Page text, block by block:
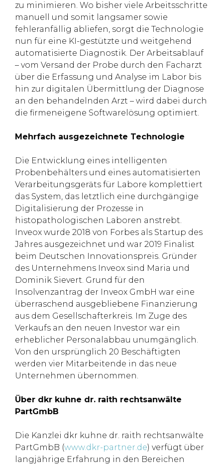
zu minimieren. Wo bisher viele Arbeitsschritte
manuell und somit langsamer sowie
fehleranfällig abliefen, sorgt die Technologie
nun für eine KI-gestützte und weitgehend
automatisierte Diagnostik. Der Arbeitsablauf
– vom Versand der Probe durch den Facharzt
über die Erfassung und Analyse im Labor bis
hin zur digitalen Übermittlung der Diagnose
an den behandelnden Arzt – wird dabei durch
die firmeneigene Softwarelösung optimiert.
Mehrfach ausgezeichnete Technologie
Die Entwicklung eines intelligenten
Probenbehälters und eines automatisierten
Verarbeitungsgeräts für Labore komplettiert
das System, das letztlich eine durchgängige
Digitalisierung der Prozesse in
histopathologischen Laboren anstrebt.
Inveox wurde 2018 von Forbes als Startup des
Jahres ausgezeichnet und war 2019 Finalist
beim Deutschen Innovationspreis. Gründer
des Unternehmens Inveox sind Maria und
Dominik Sievert. Grund für den
Insolvenzantrag der Inveox GmbH war eine
überraschend ausgebliebene Finanzierung
aus dem Gesellschafterkreis. Im Zuge des
Verkaufs an den neuen Investor war ein
erheblicher Personalabbau unumgänglich.
Von den ursprünglich 20 Beschäftigten
werden vier Mitarbeitende in das neue
Unternehmen übernommen.
Über dkr kuhne dr. raith rechtsanwälte
PartGmbB
Die Kanzlei dkr kuhne dr. raith rechtsanwälte
PartGmbB (www.dkr-partner.de) verfügt über
langjährige Erfahrung in den Bereichen